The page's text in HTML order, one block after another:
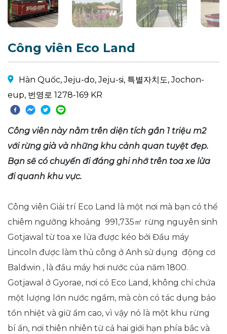
Công viên Eco Land
Hàn Quốc, Jeju-do, Jeju-si, 특별자치도, Jochon-
eup, 번영로 1278-169 KR
Công viên này nằm trên diện tích gần 1 triệu m2
với rừng già và những khu cảnh quan tuyệt đẹp.
Bạn sẽ có chuyến đi đáng ghi nhớ trên toa xe lửa
đi quanh khu vực.
Công viên Giải trí Eco Land là một nơi mà bạn có thể
chiêm ngưỡng khoảng 991,735㎡ rừng nguyên sinh
Gotjawal từ toa xe lửa được kéo bởi Đầu máy
Lincoln được làm thủ công ở Anh sử dụng động cơ
Baldwin , là đầu máy hơi nước của năm 1800.
Gotjawal ở Gyorae, nơi có Eco Land, không chỉ chứa
một lượng lớn nước ngầm, mà còn có tác dụng bảo
tồn nhiệt và giữ ẩm cao, vì vậy nó là một khu rừng
bí ẩn, nơi thiên nhiên từ cả hai giới hạn phía bắc và